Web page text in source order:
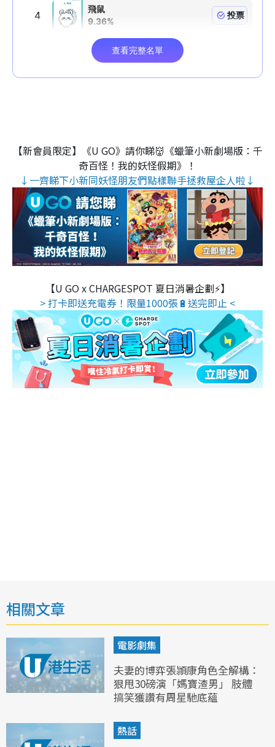
【新會員限定】《U GO》請你睇👹《蠟筆小新劇場版：千
奇百怪！我的妖怪假期》！
↓一齊睇下小新同妖怪朋友們點樣聯手拯救屋企人啦↓
【U GO x CHARGESPOT 夏日消暑企劃⚡】
> 打卡即送充電券！限量1000張🔋送完即止 <
相關文章
電影劇集
夫妻的博弈張頴康角色全解構：
狠甩30磅演「媽寶渣男」 肢體
搞笑獲讚有周星馳底蘊
熱話